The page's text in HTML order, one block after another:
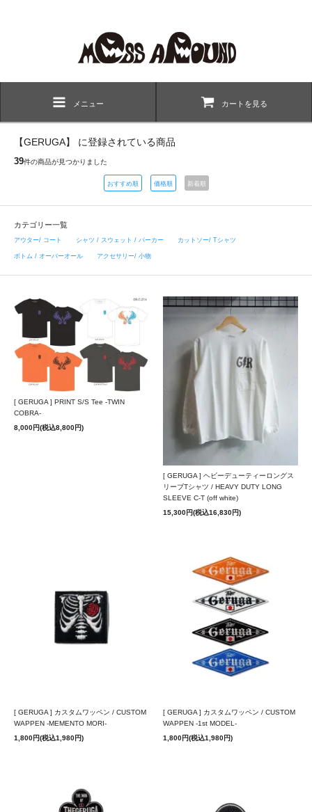
メニュー カートを見る
【GERUGA】 に登録されている商品
39件の商品が見つかりました
おすすめ順 価格順 新着順
カテゴリー一覧
アウター/ コート シャツ / スウェット / パーカー カットソー/ Tシャツ
ボトム / オーバーオール アクセサリー/ 小物
[ GERUGA ] PRINT S/S Tee -TWIN
COBRA-
8,000円(税込8,800円)
[ GERUGA ] ヘビーデューティーロングス
リーブTシャツ / HEAVY DUTY LONG
SLEEVE C-T (off white)
15,300円(税込16,830円)
[ GERUGA ] カスタムワッペン / CUSTOM
WAPPEN -MEMENTO MORI-
1,800円(税込1,980円)
[ GERUGA ] カスタムワッペン / CUSTOM
WAPPEN -1st MODEL-
1,800円(税込1,980円)